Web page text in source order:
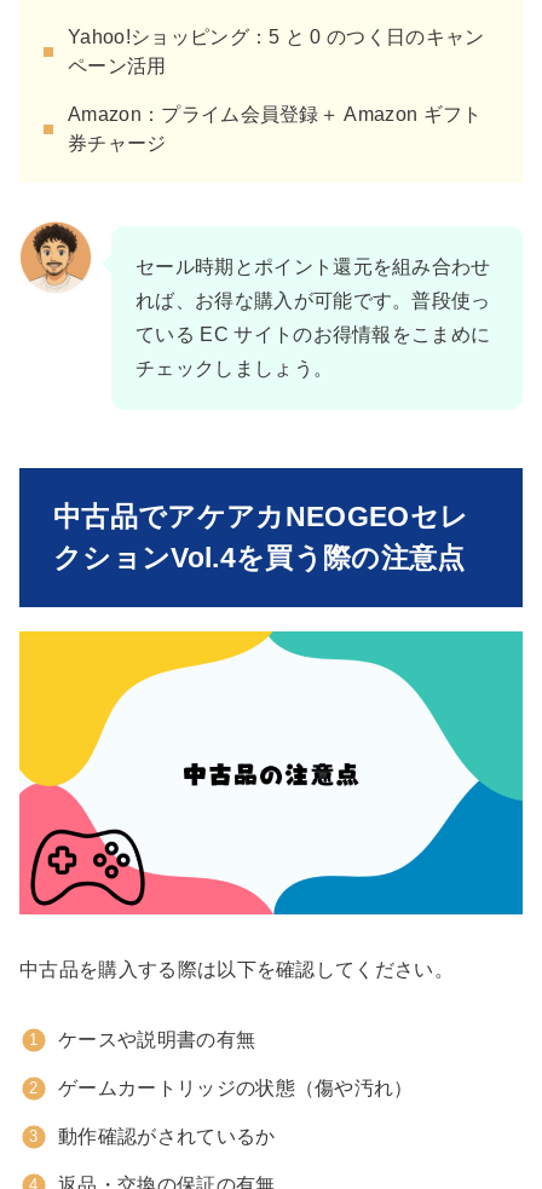
Yahoo!ショッピング：5 と 0 のつく日のキャン
ペーン活用
Amazon：プライム会員登録＋ Amazon ギフト
券チャージ
セール時期とポイント還元を組み合わせ
れば、お得な購入が可能です。普段使っ
ている EC サイトのお得情報をこまめに
チェックしましょう。
中古品でアケアカNEOGEOセレ
クションVol.4を買う際の注意点
中古品を購入する際は以下を確認してください。
ケースや説明書の有無
ゲームカートリッジの状態（傷や汚れ）
動作確認がされているか
返品・交換の保証の有無